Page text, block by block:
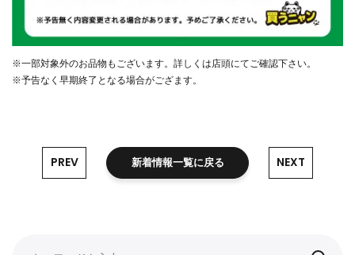
※一部対象外のお品物もございます。詳しくは店頭にてご確認下さい。
※予告なく早期終了となる場合がござます。
PREV 新着情報一覧に戻る NEXT